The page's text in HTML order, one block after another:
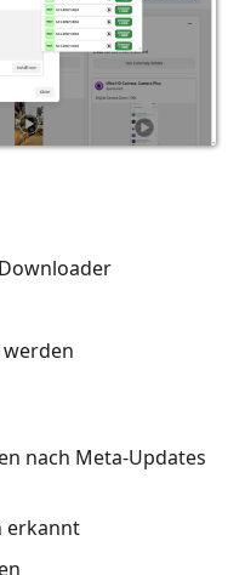
nach Meta-Updates
erkannt